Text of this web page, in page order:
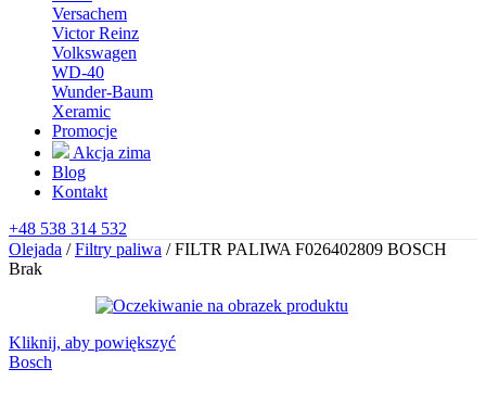
Versachem
Victor Reinz
Volkswagen
WD-40
Wunder-Baum
Xeramic
Promocje
Akcja zima
Blog
Kontakt
+48 538 314 532
Olejada /Filtry paliwa /FILTR PALIWA F026402809 BOSCH
Brak
Kliknij, aby powiększyć
Bosch